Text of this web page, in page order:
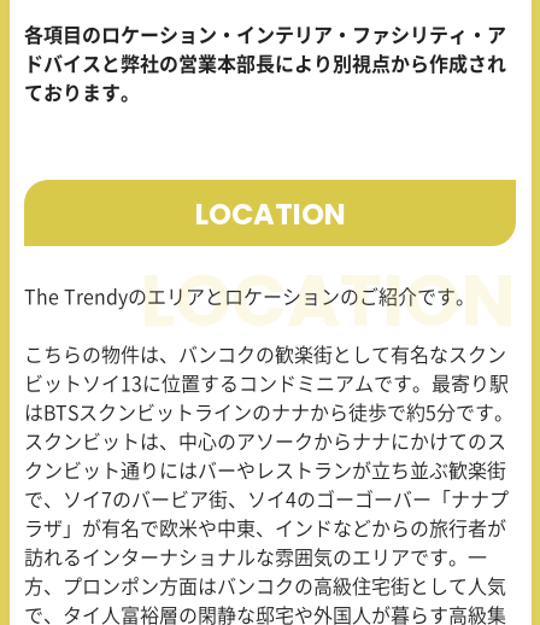
各項目のロケーション・インテリア・ファシリティ・ア
ドバイスと弊社の営業本部長により別視点から作成され
ております。
LOCATION
The Trendyのエリアとロケーションのご紹介です。
こちらの物件は、バンコクの歓楽街として有名なスクン
ビットソイ 13に位置するコンドミニアムです。最寄り駅
は BTSスクンビットラインのナナから徒歩で約5分です。
スクンビットは、中心のアソークからナナにかけてのス
クンビット通りにはバーやレストランが立ち並ぶ歓楽街
で、ソイ7のバービア街、ソイ4のゴーゴーバー「ナナプ
ラザ」が有名で欧米や中東、インドなどからの旅行者が
訪れるインターナショナルな雰囲気のエリアです。一
方、プロンポン方面はバンコクの高級住宅街として人気
で、タイ人富裕層の閑静な邸宅や外国人が暮らす高級集